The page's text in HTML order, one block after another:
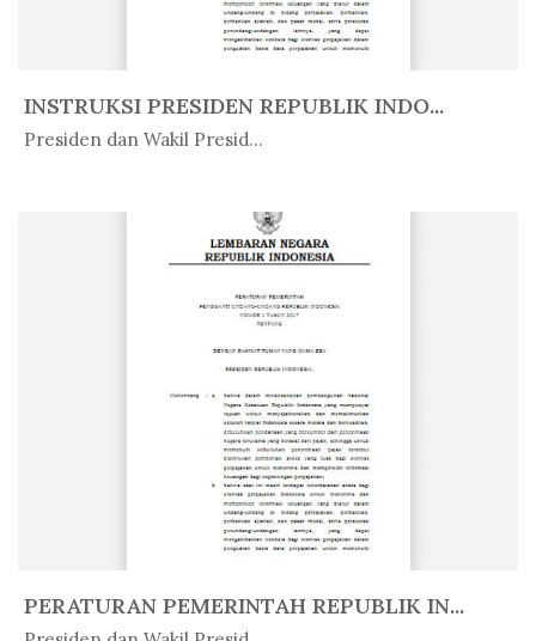
INSTRUKSI PRESIDEN REPUBLIK INDO...
Presiden dan Wakil Presid...
In Peratur...
PERATURAN PEMERINTAH REPUBLIK IN...